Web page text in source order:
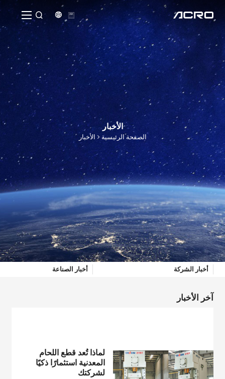


الأخبار
الصفحة الرئيسية الأخبار
أخبار الشركة أخبار الصناعة
آخر الأخبار
لماذا تُعد قطع اللحام
المعدنية استثمارًا ذكيًا
لشركتك